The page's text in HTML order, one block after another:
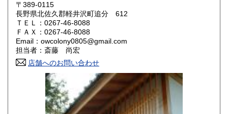
岡山県 220円 広島県
山口県 220円
香川県
220円 福岡県
220円 長崎県
〒389-0115
長野県北佐久郡軽井沢町追分 612
ＴＥＬ：0267-46-8088
ＦＡＸ：0267-46-8088
Email：owcolony0805@gmail.com
担当者：斎藤 尚宏
店舗へのお問い合わせ